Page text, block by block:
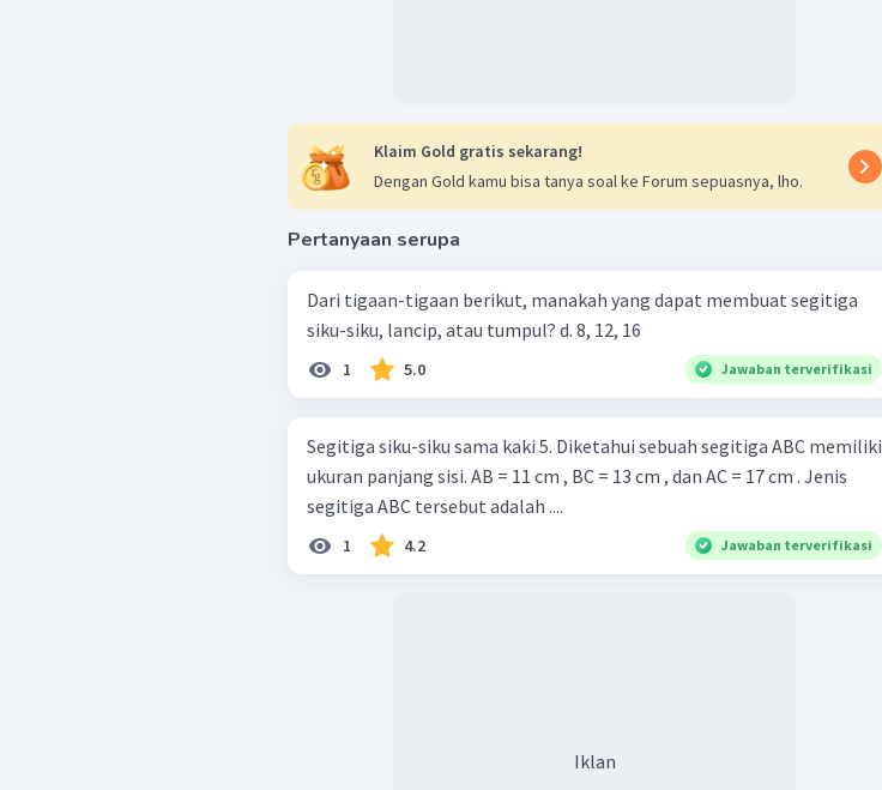
Klaim Gold gratis sekarang!
Dengan Gold kamu bisa tanya soal ke Forum sepuasnya, lho.
Pertanyaan serupa
Dari tigaan-tigaan berikut, manakah yang dapat membuat segitiga
siku-siku, lancip, atau tumpul? d. 8, 12, 16
1 5.0 Jawaban terverifikasi
Segitiga siku-siku sama kaki 5. Diketahui sebuah segitiga ABC memiliki
ukuran panjang sisi. AB = 11 cm , BC = 13 cm , dan AC = 17 cm . Jenis
segitiga ABC tersebut adalah ....
1 4.2 Jawaban terverifikasi
Iklan